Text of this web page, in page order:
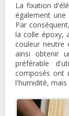
La fixation
également
Par
la colle époxy,
couleur neutre
ainsi obtenir
préférable
composés ont
l'humidité,